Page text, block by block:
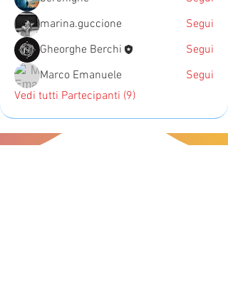
marina.guccione
Segui
Gheorghe Berchi
Segui
Marco Emanuele
Segui
Vedi tutti Partecipanti (9)